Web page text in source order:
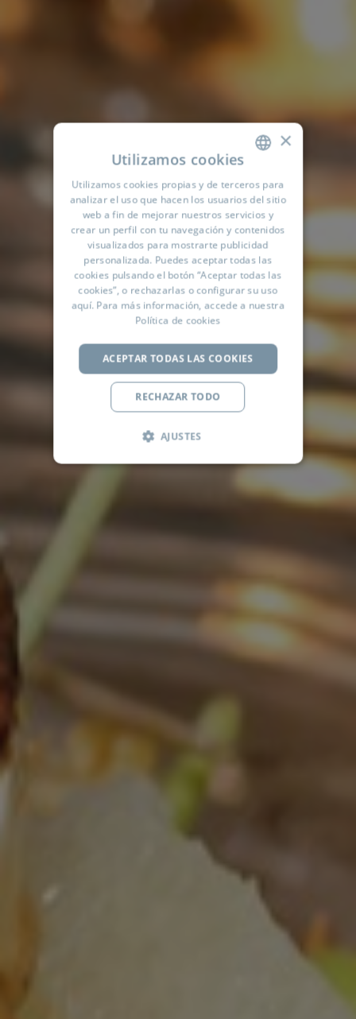
SPANISH
ENGLISH
FRENCH
GERMAN
RUSSIAN
×
Utilizamos cookies
Utilizamos cookies propias y de terceros para
analizar el uso que hacen los usuarios del sitio
web a fin de mejorar nuestros servicios y
crear un perfil con tu navegación y contenidos
visualizados para mostrarte publicidad
personalizada. Puedes aceptar todas las
cookies pulsando el botón “Aceptar todas las
cookies”, o rechazarlas o configurar su uso
aquí. Para más información, accede a nuestra
Política de cookies
ACEPTAR TODAS LAS COOKIES
RECHAZAR TODO
AJUSTES